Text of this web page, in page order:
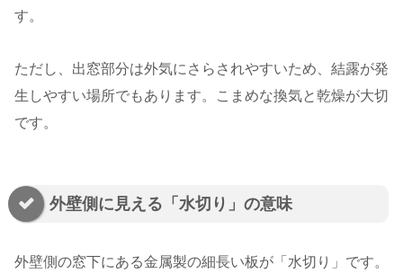
す。
ただし、出窓部分は外気にさらされやすいため、結露が発
生しやすい場所でもあります。こまめな換気と乾燥が大切
です。
外壁側に見える「水切り」の意味
外壁側の窓下にある金属製の細長い板が「水切り」です。